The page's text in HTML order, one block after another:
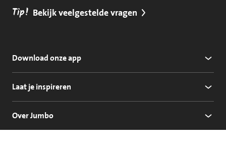
Tip! Bekijk veelgestelde vragen
Download onze app
Laat je inspireren
Over Jumbo